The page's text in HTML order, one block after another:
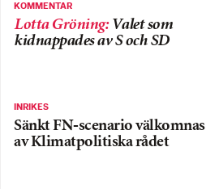
KOMMENTAR
Lotta Gröning: Valet som
kidnappades av S och SD
INRIKES
Sänkt FN-scenario välkomnas
av Klimatpolitiska rådet